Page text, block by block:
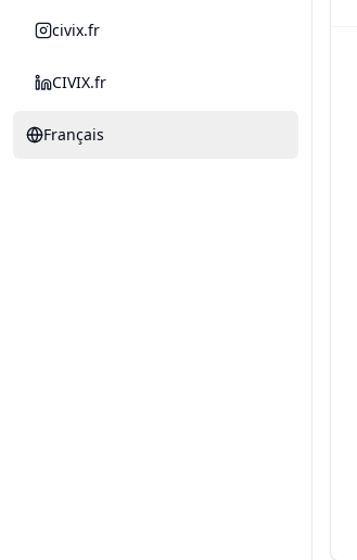
civix.fr
CIVIX.fr
Français